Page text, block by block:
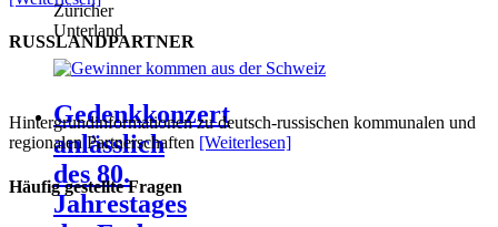
Züricher
Unterland
Gedenkkonzert
anlässlich
des 80.
Jahrestages
RUSSLANDPARTNER
Hintergrundinformationen zu deutsch-russischen kommunalen und
regionalen Partnerschaften [Weiterlesen]
Häufig gestellte Fragen